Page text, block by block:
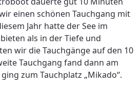
einen schönen Tauchgang mit
Jahr hatte der See im
als in der Tiefe und
wir die Tauchgänge auf den 10
Tauchgang fand dann am
zum Tauchplatz „Mikado“.